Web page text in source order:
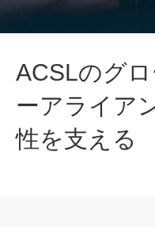
ACSLのグ
ーアライア
性を支える